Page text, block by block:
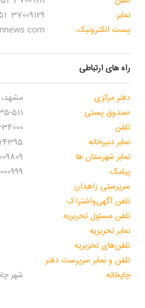
مشهد،
پستی
37624395 051
ها
زاهدان
تحریریه
تحریریه
سرپرست دفتر
شهر چاپ‌ خراسان